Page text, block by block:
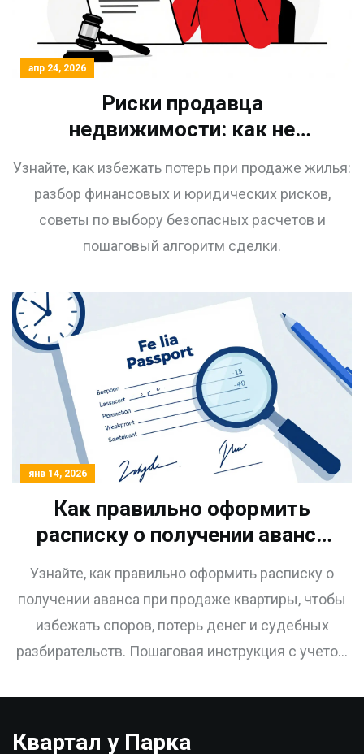
апр 24, 2026
Риски продавца
недвижимости: как не
потерять деньги и жилье
Узнайте, как избежать потерь при продаже жилья:
разбор финансовых и юридических рисков,
советы по выбору безопасных расчетов и
пошаговый алгоритм сделки.
янв 14, 2026
Как правильно оформить
расписку о получении аванса
пошаговая инструкция 2026
года
Узнайте, как правильно оформить расписку о
получении аванса при продаже квартиры, чтобы
избежать споров, потерь денег и судебных
разбирательств. Пошаговая инструкция с учетом
Квартал у Парка